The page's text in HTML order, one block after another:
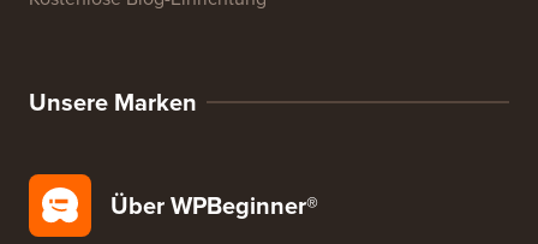
Unsere Marken
Über WPBeginner®